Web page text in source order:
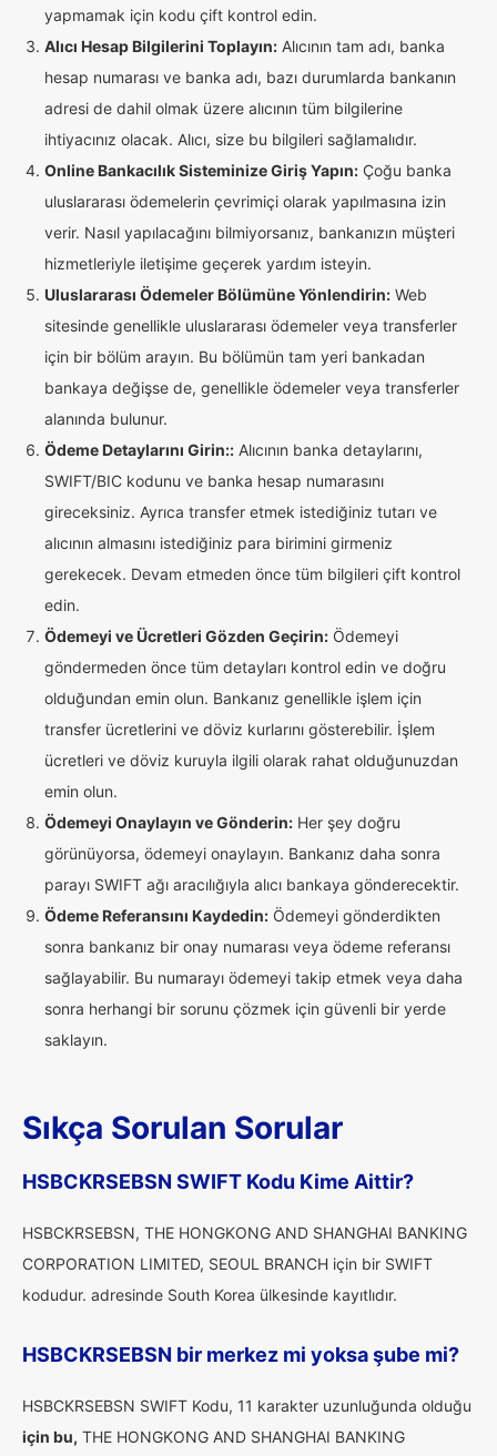
yapmamak için kodu çift kontrol edin.
Alıcı Hesap Bilgilerini Toplayın: Alıcının tam adı, banka
hesap numarası ve banka adı, bazı durumlarda bankanın
adresi de dahil olmak üzere alıcının tüm bilgilerine
ihtiyacınız olacak. Alıcı, size bu bilgileri sağlamalıdır.
Online Bankacılık Sisteminize Giriş Yapın: Çoğu banka
uluslararası ödemelerin çevrimiçi olarak yapılmasına izin
verir. Nasıl yapılacağını bilmiyorsanız, bankanızın müşteri
hizmetleriyle iletişime geçerek yardım isteyin.
Uluslararası Ödemeler Bölümüne Yönlendirin: Web
sitesinde genellikle uluslararası ödemeler veya transferler
için bir bölüm arayın. Bu bölümün tam yeri bankadan
bankaya değişse de, genellikle ödemeler veya transferler
alanında bulunur.
Ödeme Detaylarını Girin:: Alıcının banka detaylarını,
SWIFT/BIC kodunu ve banka hesap numarasını
gireceksiniz. Ayrıca transfer etmek istediğiniz tutarı ve
alıcının almasını istediğiniz para birimini girmeniz
gerekecek. Devam etmeden önce tüm bilgileri çift kontrol
edin.
Ödemeyi ve Ücretleri Gözden Geçirin: Ödemeyi
göndermeden önce tüm detayları kontrol edin ve doğru
olduğundan emin olun. Bankanız genellikle işlem için
transfer ücretlerini ve döviz kurlarını gösterebilir. İşlem
ücretleri ve döviz kuruyla ilgili olarak rahat olduğunuzdan
emin olun.
Ödemeyi Onaylayın ve Gönderin: Her şey doğru
görünüyorsa, ödemeyi onaylayın. Bankanız daha sonra
parayı SWIFT ağı aracılığıyla alıcı bankaya gönderecektir.
Ödeme Referansını Kaydedin: Ödemeyi gönderdikten
sonra bankanız bir onay numarası veya ödeme referansı
sağlayabilir. Bu numarayı ödemeyi takip etmek veya daha
sonra herhangi bir sorunu çözmek için güvenli bir yerde
saklayın.
Sıkça Sorulan Sorular
HSBCKRSEBSN SWIFT Kodu Kime Aittir?
HSBCKRSEBSN, THE HONGKONG AND SHANGHAI BANKING
CORPORATION LIMITED, SEOUL BRANCH için bir SWIFT
kodudur. adresinde South Korea ülkesinde kayıtlıdır.
HSBCKRSEBSN bir merkez mi yoksa şube mi?
HSBCKRSEBSN SWIFT Kodu, 11 karakter uzunluğunda olduğu
için bu, THE HONGKONG AND SHANGHAI BANKING